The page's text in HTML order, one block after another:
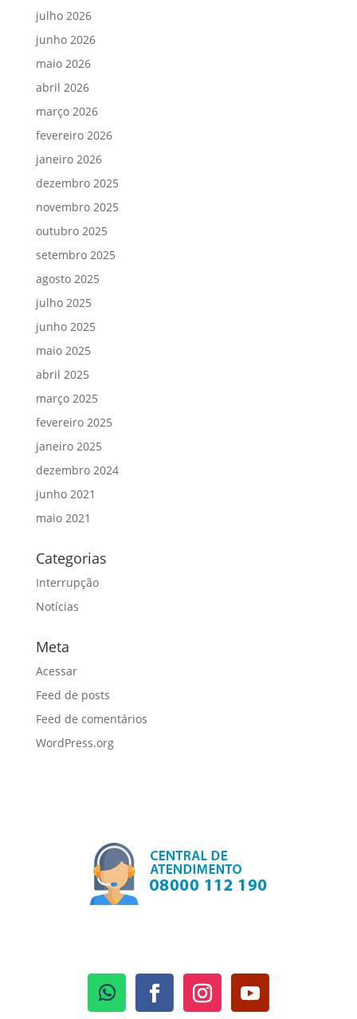
julho 2026
junho 2026
maio 2026
abril 2026
março 2026
fevereiro 2026
janeiro 2026
dezembro 2025
novembro 2025
outubro 2025
setembro 2025
agosto 2025
julho 2025
junho 2025
maio 2025
abril 2025
março 2025
fevereiro 2025
janeiro 2025
dezembro 2024
junho 2021
maio 2021
Categorias
Interrupção
Notícias
Meta
Acessar
Feed de posts
Feed de comentários
WordPress.org